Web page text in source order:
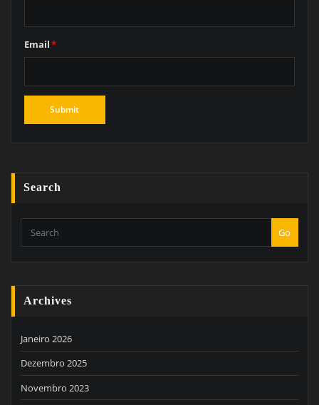
Email*
Search
Go
Archives
Janeiro 2026
Dezembro 2025
Novembro 2023